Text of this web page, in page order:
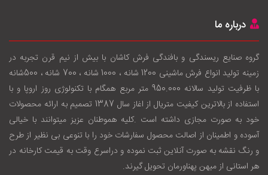
درباره ما
گروه صنایع ریسندگی و بافندگی فرش کاشان با بيش از نيم قرن تجربه در
زمينه توليد انواع فرش ماشینی 1200 شانه ، 1000 شانه ، 700 شانه ، 500شانه
با ظرفيت توليد سالانه 950.000 متر مربع همگام با تکنولوژی روز اروپا و با
استفاده از بالاترين کيفيت متريال از اغاز سال 1387 تصميم به ارائه محصولات
خود به صورت مجازی داشته است .کليه هموطنان عزيز ميتوانند با خيالی
آسوده و اطمينان از اصالت محصول سفارشات خود را با تنوعی بی نظير از طرح
و رنگ نقشه به صورت آنلاين ثبت نموده و دراسرع وقت به قيمت کارخانه در
هر استانی از ميهن پهناورمان تحويل گيرند.